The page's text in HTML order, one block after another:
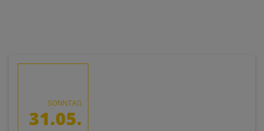
SONNTAG
31.05.